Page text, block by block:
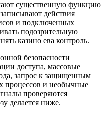
существенную функцию
действия
и подключенных
подозрительную
казино ева контроль.
безопасности
доступа, массовые
запрос к защищенным
процессов и необычные
проверяются
делается ниже.